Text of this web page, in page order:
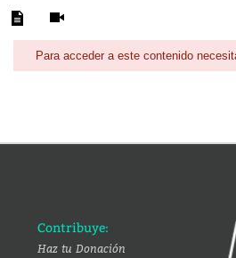
Para acceder a este contenido
Contribuye:
Haz tu Donación